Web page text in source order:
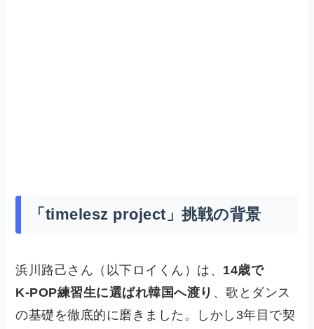
「timelesz project」挑戦の背景
浜川路己さん（以下ロイくん）は、 14歳で
K‑POP練習生に選ばれ韓国へ渡り 、歌とダンス
の基礎を徹底的に磨きました。しかし3年目で契